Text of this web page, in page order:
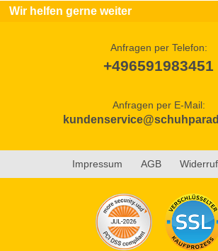
Wir helfen gerne weiter
Anfragen per Telefon:
+496591983451
Anfragen per E-Mail:
Impressum AGB